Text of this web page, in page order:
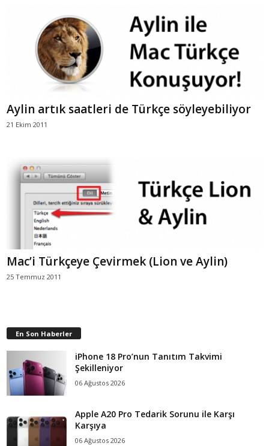
Aylin artık saatleri de Türkçe söyleyebiliyor
21 Ekim 2011
Mac’i Türkçeye Çevirmek (Lion ve Aylin)
25 Temmuz 2011
En Son Haberler
iPhone 18 Pro’nun Tanıtım Takvimi
Şekilleniyor
06 Ağustos 2026
Apple A20 Pro Tedarik Sorunu ile Karşı
Karşıya
06 Ağustos 2026